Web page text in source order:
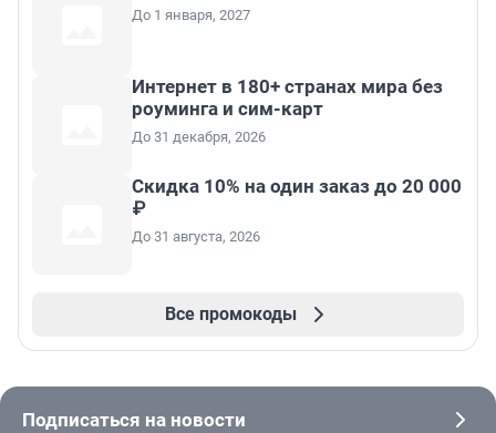
До 1 января, 2027
Интернет в 180+ странах мира без
роуминга и сим-карт
До 31 декабря, 2026
Скидка 10% на один заказ до 20 000
₽
До 31 августа, 2026
Все промокоды
Подписаться на новости